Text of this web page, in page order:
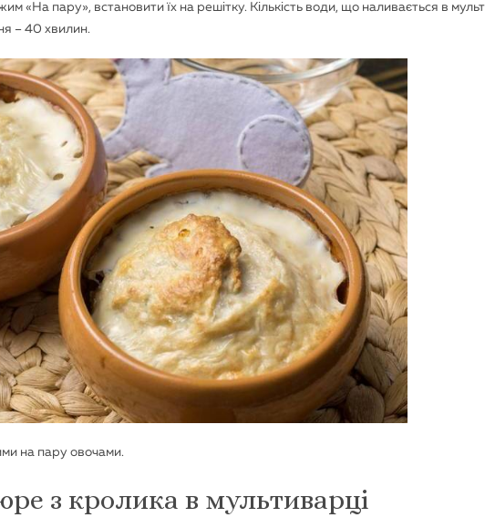
«На пару», встановити їх на решітку. Кількість води, що наливається в
– 40 хвилин.
на пару овочами.
з кролика в мультиварці